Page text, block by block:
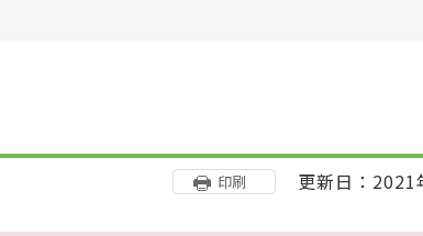
印刷 更新日：2021